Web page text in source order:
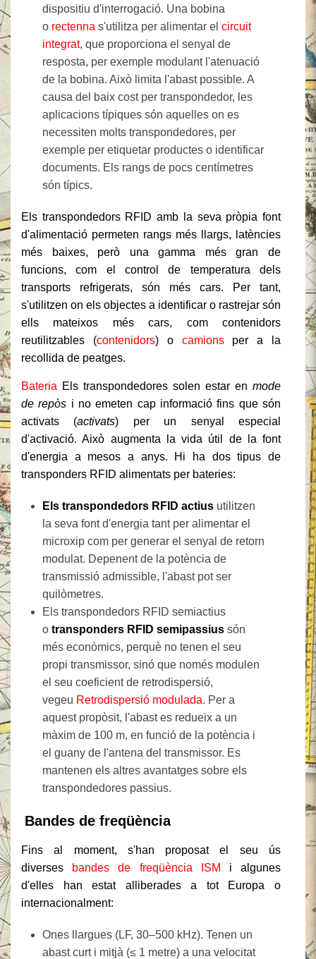
dispositiu d'interrogació. Una bobina
o rectenna s'utilitza per alimentar el circuit
integrat, que proporciona el senyal de
resposta, per exemple modulant l'atenuació
de la bobina. Això limita l'abast possible. A
causa del baix cost per transpondedor, les
aplicacions típiques són aquelles on es
necessiten molts transpondedores, per
exemple per etiquetar productes o identificar
documents. Els rangs de pocs centímetres
són típics.
Els transpondedors RFID amb la seva pròpia font
d'alimentació permeten rangs més llargs, latències
més baixes, però una gamma més gran de
funcions, com el control de temperatura dels
transports refrigerats, són més cars. Per tant,
s'utilitzen on els objectes a identificar o rastrejar són
ells mateixos més cars, com contenidors
reutilitzables (contenidors) o camionsper a la
recollida de peatges.
Bateria Els transpondedores solen estar en mode
de repòs i no emeten cap informació fins que són
activats (activats) per un senyal especial
d'activació. Això augmenta la vida útil de la font
d'energia a mesos a anys. Hi ha dos tipus de
transponders RFID alimentats per bateries:
Els transpondedors RFID actius utilitzen
la seva font d'energia tant per alimentar el
microxip com per generar el senyal de retorn
modulat. Depenent de la potència de
transmissió admissible, l'abast pot ser
quilòmetres.
Els transpondedors RFID semiactius
o transponders RFID semipassius són
més econòmics, perquè no tenen el seu
propi transmissor, sinó que només modulen
el seu coeficient de retrodispersió,
vegeu Retrodispersió modulada. Per a
aquest propòsit, l'abast es redueix a un
màxim de 100 m, en funció de la potència i
el guany de l'antena del transmissor. Es
mantenen els altres avantatges sobre els
transpondedores passius.
Bandes de freqüència
Fins al moment, s'han proposat el seu ús
diverses
bandes de freqüència ISM i algunes
d'elles han estat alliberades a tot Europa o
internacionalment:
Ones llargues (LF, 30–500 kHz). Tenen un
abast curt i mitjà (≤ 1 metre) a una velocitat